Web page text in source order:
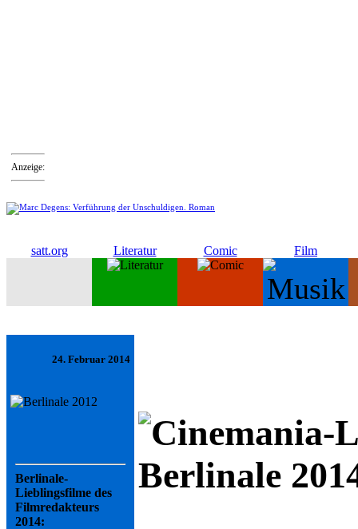
Anzeige:
satt.org Literatur Comic Film
24. Februar 2014
Berlinale-
Lieblingsfilme des
Filmredakteurs
2014:
Berlinale